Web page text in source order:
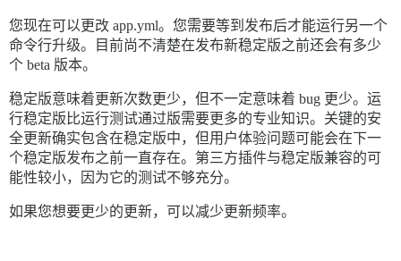
您现在可以更改 app.yml。您需要等到发布后才能运行另一个
命令行升级。目前尚不清楚在发布新稳定版之前还会有多少
个 beta 版本。
稳定版意味着更新次数更少，但不一定意味着 bug 更少。运
行稳定版比运行测试通过版需要更多的专业知识。关键的安
全更新确实包含在稳定版中，但用户体验问题可能会在下一
个稳定版发布之前一直存在。第三方插件与稳定版兼容的可
能性较小，因为它的测试不够充分。
如果您想要更少的更新，可以减少更新频率。